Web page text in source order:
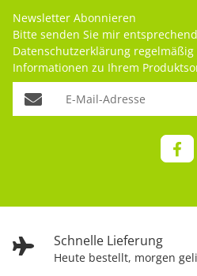
Schnelle Lieferung
Heute bestellt, morgen
Newsletter Abonnieren
Bitte senden Sie mir
Datenschutzerklärung
Informationen zu Ihrem